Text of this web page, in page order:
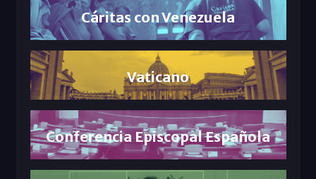
Cáritas con Venezuela
Vaticano
Conferencia Episcopal Española